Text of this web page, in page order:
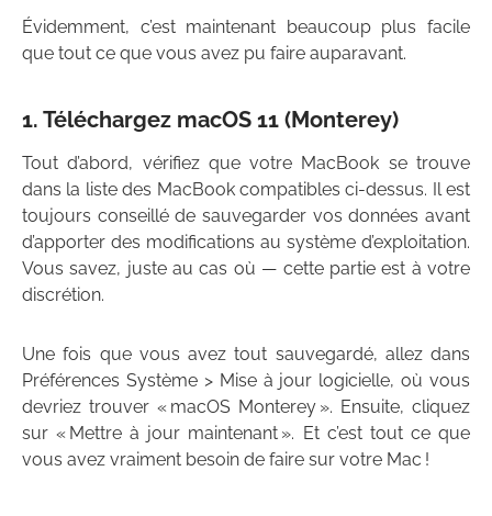
Évidemment, c’est maintenant beaucoup plus facile
que tout ce que vous avez pu faire auparavant.
1. Téléchargez macOS 11 (Monterey)
Tout d’abord, vérifiez que votre MacBook se trouve
dans la liste des MacBook compatibles ci-dessus. Il est
toujours conseillé de sauvegarder vos données avant
d’apporter des modifications au système d’exploitation.
Vous savez, juste au cas où — cette partie est à votre
discrétion.
Une fois que vous avez tout sauvegardé, allez dans
Préférences Système > Mise à jour logicielle, où vous
devriez trouver « macOS Monterey ». Ensuite, cliquez
sur « Mettre à jour maintenant ». Et c’est tout ce que
vous avez vraiment besoin de faire sur votre Mac !